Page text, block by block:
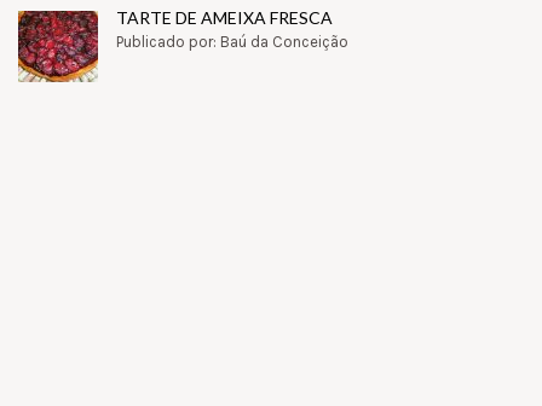
TARTE DE AMEIXA FRESCA
Publicado por: Baú da Conceição